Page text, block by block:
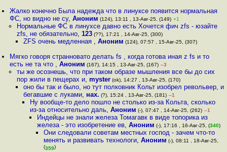
Жалко конечно Была надежда что в линуксе появится нормальная
ФС, но видно не су,Аноним (124), 13:11 , 13-Авг-25, (149) +1
Нормальные ФС в линухсе давно есть Хочется фич zfs - юзайте
zfs, не обязательно, 123(??), 17:21 , 14-Авг-25, (300)
ZFS очень медленная , Аноним (124), 07:57 , 15-Авг-25, (307)
Мягко говоря странновато делать fs , когда готова иная z fs и то
есть не та что ,Аноним (167), 14:15 , 13-Авг-25, (167) –3
ты же осознешь, что при таком образе мышления все бы до сих
пор жили в пещерах и, myster(ok), 14:27 , 13-Авг-25, (170)
оно бы так и было, но тут полковник Кольт изобрел револьвер, и
бегавшие с луками, нах. (?), 15:24 , 13-Авг-25, (181) –1
Ну вообще-то дело пошло не столько из-за Кольта, сколько
из-за относительно даль,Аноним (-), 07:47 , 14-Авг-25, (262) –1
Индейцы не знали железа Томагавк в виде топорика из
железа - это изобретение ев, Аноним (-), 17:16 , 16-Авг-25, (340)
Они следовали советам местных господ - зачем что-то
менять и развивать технологи, Аноним (-), 08:11 , 18-Авг-25,
(359)